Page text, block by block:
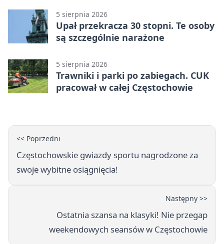
5 sierpnia 2026
Upał przekracza 30 stopni. Te osoby
są szczególnie narażone
5 sierpnia 2026
Trawniki i parki po zabiegach. CUK
pracował w całej Częstochowie
<< Poprzedni
Częstochowskie gwiazdy sportu nagrodzone za
swoje wybitne osiągnięcia!
Następny >>
Ostatnia szansa na klasyki! Nie przegap
weekendowych seansów w Częstochowie